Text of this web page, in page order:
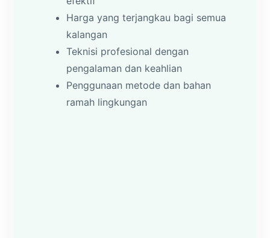
Harga yang terjangkau bagi semua
kalangan
Teknisi profesional dengan
pengalaman dan keahlian
Penggunaan metode dan bahan
ramah lingkungan